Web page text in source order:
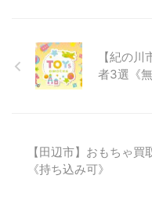
【紀の
者3選《
【田辺市】おもちゃ
《持ち込み可》